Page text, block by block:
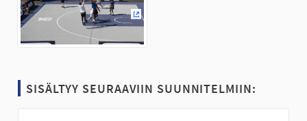
(Ulkoinen linkki)
SISÄLTYY SEURAAVIIN SUUNNITELMIIN: